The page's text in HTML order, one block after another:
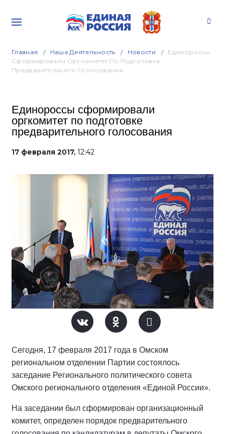
Главная Наша Деятельность Новости
Единороссы
Сформировали Оргкомитет По Подготовке
Предварительного Голосования
Единороссы сформировали
оргкомитет по подготовке
предварительного голосования
17 февраля 2017, 12:42
Сегодня, 17 февраля 2017 года в Омском
региональном отделении Партии состоялось
заседание Регионального политического совета
Омского регионального отделения «Единой России».
На заседании был сформирован организационный
комитет, определен порядок предварительного